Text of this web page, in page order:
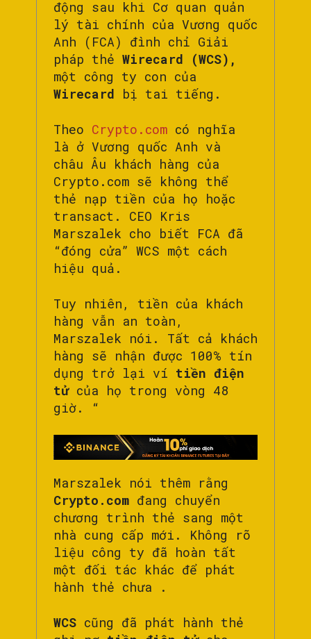
động sau khi Cơ quan quản
lý tài chính của Vương quốc
Anh (FCA) đình chỉ Giải
pháp thẻ Wirecard (WCS),
một công ty con của
Wirecard bị tai tiếng.
Theo Crypto.com có nghĩa
là ở Vương quốc Anh và
châu Âu khách hàng của
Crypto.com sẽ không thể
thẻ nạp tiền của họ hoặc
transact. CEO Kris
Marszalek cho biết FCA đã
“đóng cửa” WCS một cách
hiệu quả.
Tuy nhiên, tiền của khách
hàng vẫn an toàn,
Marszalek nói. Tất cả khách
hàng sẽ nhận được 100% tín
dụng trở lại ví tiền điện
tử của họ trong vòng 48
giờ. “
Marszalek nói thêm rằng
Crypto.com đang chuyển
chương trình thẻ sang một
nhà cung cấp mới. Không rõ
liệu công ty đã hoàn tất
một đối tác khác để phát
hành thẻ chưa .
WCS cũng đã phát hành thẻ